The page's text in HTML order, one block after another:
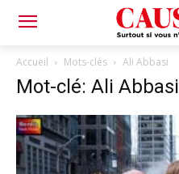
Accueil Mots-clés Ali Abbasi
Mot-clé: Ali Abbasi